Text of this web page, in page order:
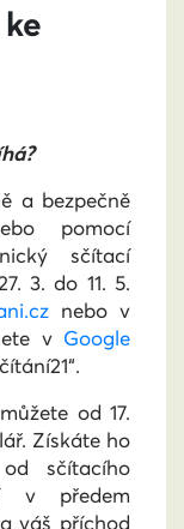
a bezpečně
pomocí
sčítací
3. do 11. 5.
nebo v
v Google
od 17.
Získáte ho
sčítacího
v předem
váš příchod